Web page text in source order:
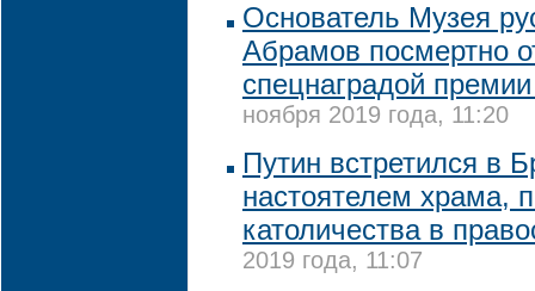
Основатель Музея
Абрамов посмертно
спецнаградой
ноября 2019 года, 11:20
Путин встретился в
настоятелем храма,
католичества в
2019 года, 11:07